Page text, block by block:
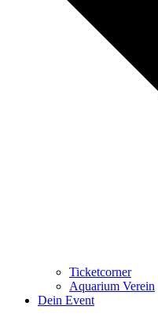
Ticketcorner
Aquarium Verein
Dein Event